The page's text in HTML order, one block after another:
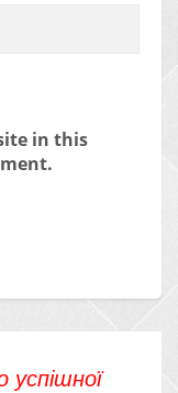
in this
успішної